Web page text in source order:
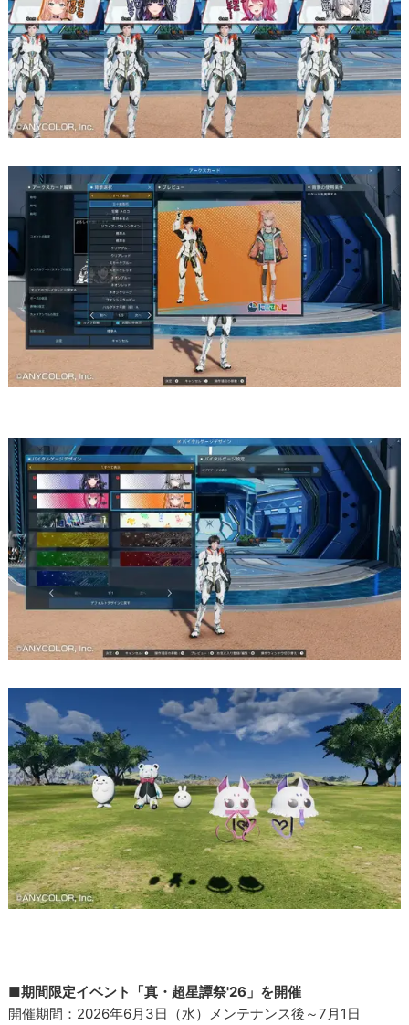
■期間限定イベント「真・超星譚祭'26」を開催
開催期間：2026年6月3日（水）メンテナンス後～7月1日